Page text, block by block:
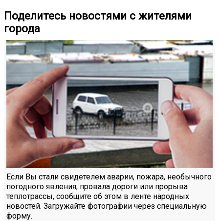
Поделитесь новостями с жителями
города
Если Вы стали свидетелем аварии, пожара, необычного
погодного явления, провала дороги или прорыва
теплотрассы, сообщите об этом в ленте народных
новостей. Загружайте фотографии через специальную
форму.